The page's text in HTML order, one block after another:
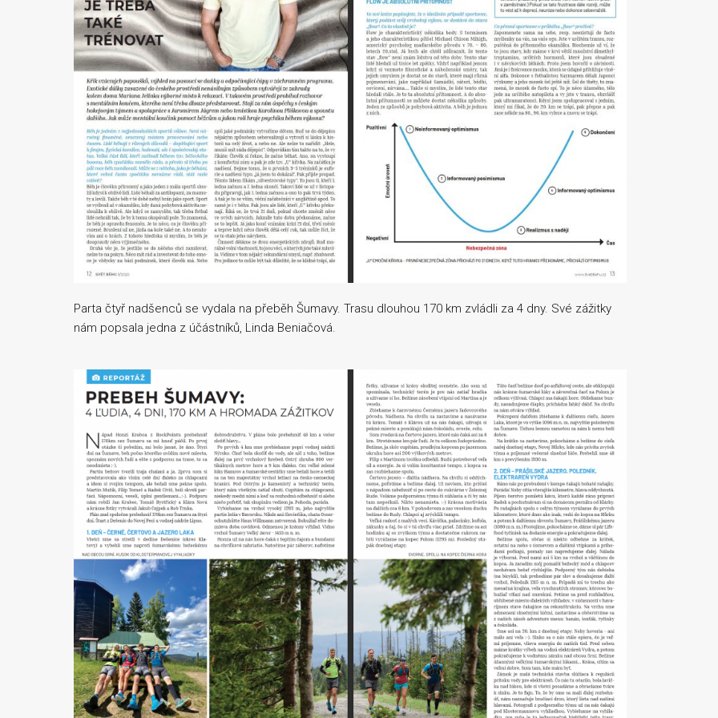
Parta čtyř nadšenců se vydala na přeběh Šumavy. Trasu dlouhou 170 km zvládli za 4 dny. Své zážitky
nám popsala jedna z účástníků, Linda Beniačová.